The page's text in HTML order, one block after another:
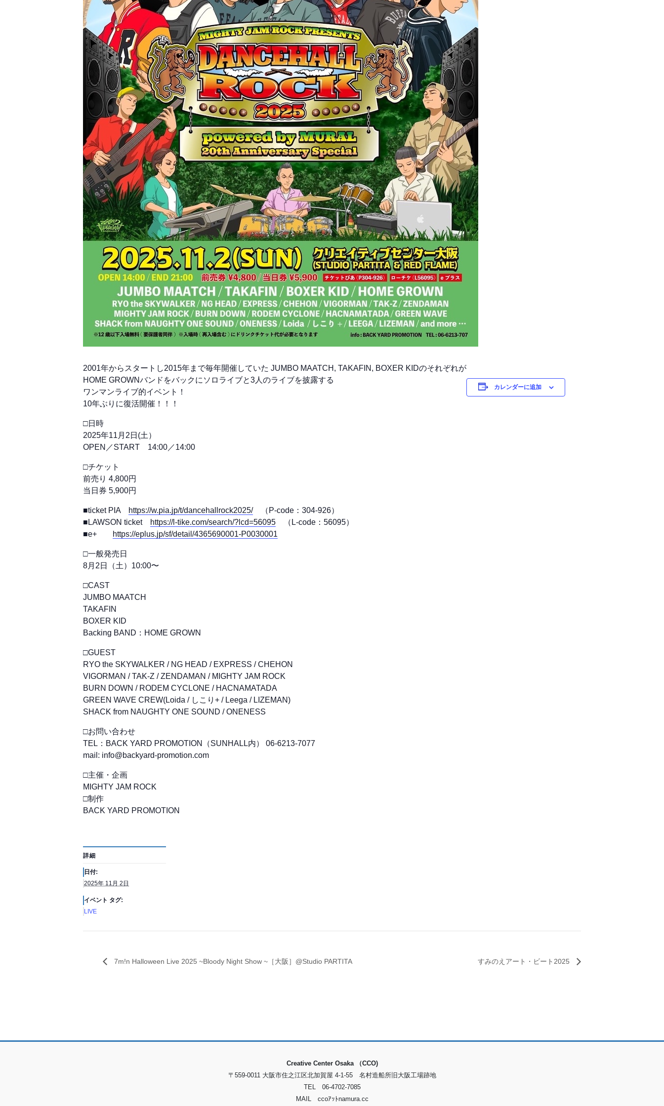
2001年からスタートし2015年まで毎年開催していた JUMBO MAATCH, TAKAFIN, BOXER KIDのそれぞれが
HOME GROWNバンドをバックにソロライブと3人のライブを披露する
ワンマンライブ的イベント！
10年ぶりに復活開催！！！
□日時
2025年11月2日(土）
OPEN／START 14:00／14:00
□チケット
前売り 4,800円
当日券 5,900円
■ticket PIA https://w.pia.jp/t/dancehallrock2025/（P-code：304-926）
■LAWSON ticket
https://l-tike.com/search/?lcd=56095 （L-code：56095）
■e+
https://eplus.jp/sf/detail/4365690001-P0030001
□一般発売日
8月2日（土）10:00〜
□CAST
JUMBO MAATCH
TAKAFIN
BOXER KID
Backing BAND：HOME GROWN
□GUEST
RYO the SKYWALKER / NG HEAD / EXPRESS / CHEHON
VIGORMAN / TAK-Z / ZENDAMAN / MIGHTY JAM ROCK
BURN DOWN / RODEM CYCLONE / HACNAMATADA
GREEN WAVE CREW(Loida / しこり+ / Leega / LIZEMAN)
SHACK from NAUGHTY ONE SOUND / ONENESS
□お問い合わせ
TEL：BACK YARD PROMOTION（SUNHALL内） 06-6213-7077
mail: info@backyard-promotion.com
□主催・企画
MIGHTY JAM ROCK
□制作
BACK YARD PROMOTION
カレンダーに追加
詳細
日付:
2025年 11月 2日
イベント タグ:
LIVE
7m!n Halloween Live 2025 ~Bloody Night Show ~［大阪］@Studio PARTITA すみのえアート・ビート2025
Creative Center Osaka （CCO)
〒559-0011 大阪市住之江区北加賀屋 4-1-55 名村造船所旧大阪工場跡地
TEL 06-4702-7085
MAIL ccoｱｯﾄnamura.cc